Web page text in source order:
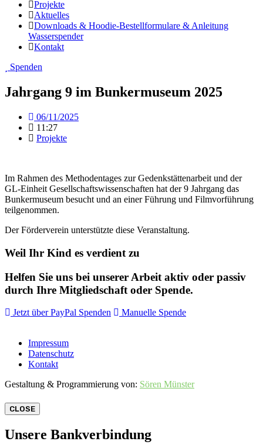
Projekte
Aktuelles
Downloads & Hoodie-Bestellformulare & Anleitung
Wasserspender
Kontakt
Spenden
Jahrgang 9 im Bunkermuseum 2025
06/11/2025
11:27
Projekte
Im Rahmen des Methodentages zur Gedenkstättenarbeit und der
GL-Einheit Gesellschaftswissenschaften hat der 9 Jahrgang das
Bunkermuseum besucht und an einer Führung und Filmvorführung
teilgenommen.
Der Förderverein unterstützte diese Veranstaltung.
Weil Ihr Kind es verdient zu
Helfen Sie uns bei unserer Arbeit aktiv oder passiv
durch Ihre Mitgliedschaft oder Spende.
Jetzt über PayPal Spenden Manuelle Spende
Impressum
Datenschutz
Kontakt
Gestaltung & Programmierung von: Sören Münster
CLOSE
Unsere Bankverbindung